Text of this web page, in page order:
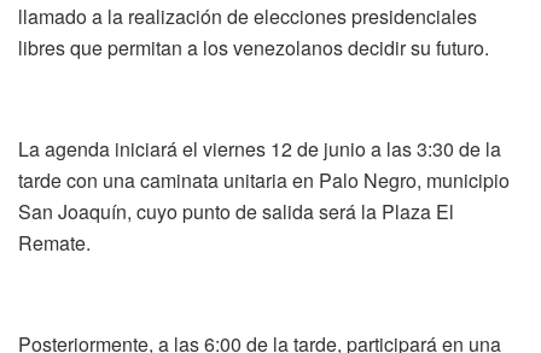
llamado a la realización de elecciones presidenciales
libres que permitan a los venezolanos decidir su futuro.
La agenda iniciará el viernes 12 de junio a las 3:30 de la
tarde con una caminata unitaria en Palo Negro, municipio
San Joaquín, cuyo punto de salida será la Plaza El
Remate.
Posteriormente, a las 6:00 de la tarde, participará en una